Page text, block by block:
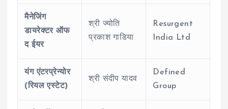
मैनेजिंग
डायरेक्टर ऑफ
द ईयर
श्री ज्योति
प्रकाश गाडिया
Resurgent
India Ltd
यंग एंटरप्रेन्योर
(रियल एस्टेट)
श्री संदीप यादव
Defined
Group